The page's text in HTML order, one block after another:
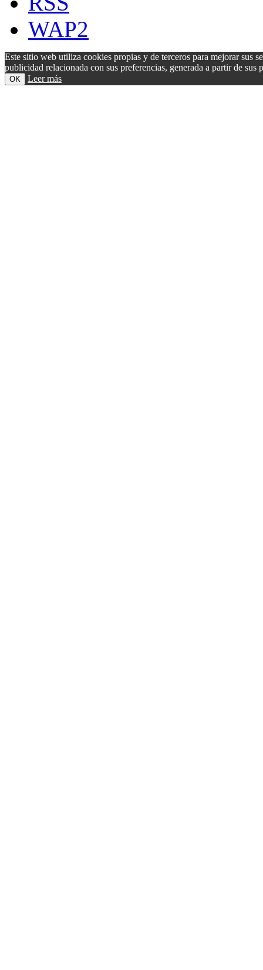
WAP2
Este sitio web utiliza cookies propias y de terceros para mejorar sus
publicidad relacionada con sus preferencias, generada a partir de
OK Leer más